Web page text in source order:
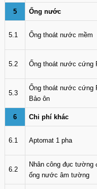
5 Ống nước
5.1 Ống thoát nước mềm
5.2 Ống thoát nước cứng
5.3
Ống thoát nước cứng
Bảo ôn
6 Chi phí khác
6.1 Aptomat 1 pha
6.2
Nhân công đục tường
ống nước âm tường